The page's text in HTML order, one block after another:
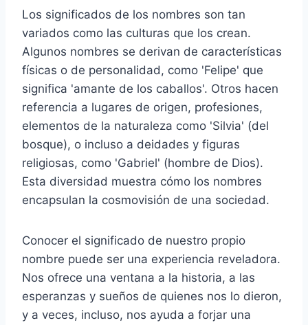
Los significados de los nombres son tan
variados como las culturas que los crean.
Algunos nombres se derivan de características
físicas o de personalidad, como 'Felipe' que
significa 'amante de los caballos'. Otros hacen
referencia a lugares de origen, profesiones,
elementos de la naturaleza como 'Silvia' (del
bosque), o incluso a deidades y figuras
religiosas, como 'Gabriel' (hombre de Dios).
Esta diversidad muestra cómo los nombres
encapsulan la cosmovisión de una sociedad.
Conocer el significado de nuestro propio
nombre puede ser una experiencia reveladora.
Nos ofrece una ventana a la historia, a las
esperanzas y sueños de quienes nos lo dieron,
y a veces, incluso, nos ayuda a forjar una